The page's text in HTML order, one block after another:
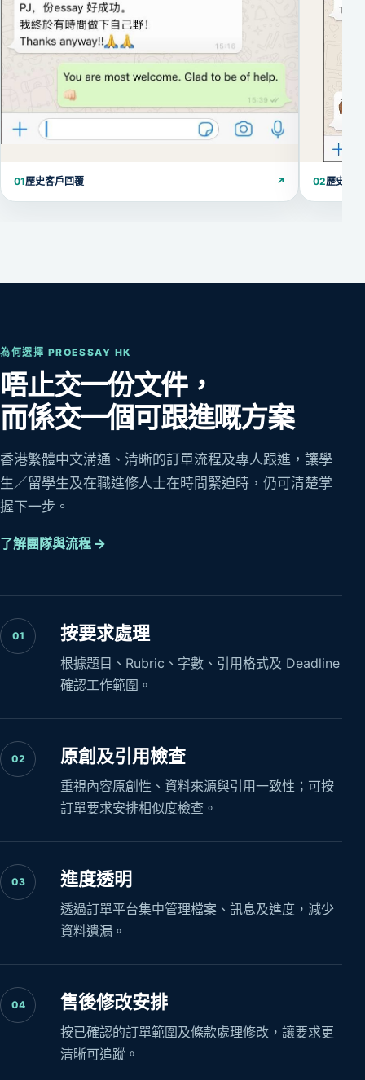
01歷史客戶回覆 ↗ 02歷史客
為何選擇 PROESSAY HK
唔止交一份文件，
而係交一個可跟進嘅方案
香港繁體中文溝通、清晰的訂單流程及專人跟進，讓學
生／留學生及在職進修人士在時間緊迫時，仍可清楚掌
握下一步。
了解團隊與流程 →
01 按要求處理
根據題目、Rubric、字數、引用格式及 Deadline
確認工作範圍。
02 原創及引用檢查
重視內容原創性、資料來源與引用一致性；可按
訂單要求安排相似度檢查。
03 進度透明
透過訂單平台集中管理檔案、訊息及進度，減少
資料遺漏。
04 售後修改安排
按已確認的訂單範圍及條款處理修改，讓要求更
清晰可追蹤。